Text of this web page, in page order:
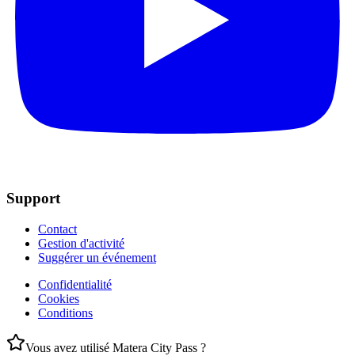
Support
Contact
Gestion d'activité
Suggérer un événement
Confidentialité
Cookies
Conditions
Vous avez utilisé Matera City Pass ?